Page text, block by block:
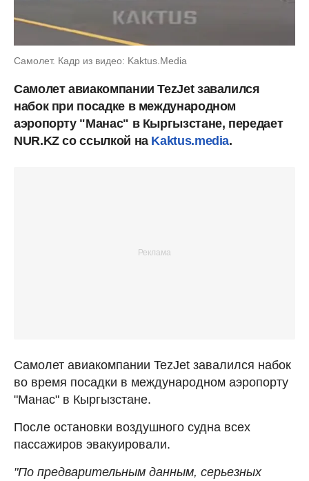
Самолет. Кадр из видео: Kaktus.Media
Самолет авиакомпании TezJet завалился
набок при посадке в международном
аэропорту "Манас" в Кыргызстане, передает
NUR.KZ со ссылкой на Kaktus.media.
Самолет авиакомпании TezJet завалился набок
во время посадки в международном аэропорту
"Манас" в Кыргызстане.
После остановки воздушного судна всех
пассажиров эвакуировали.
"По предварительным данным, серьезных